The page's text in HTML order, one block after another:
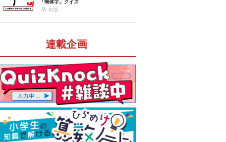
「簡体字」クイズ
刈谷
連載企画